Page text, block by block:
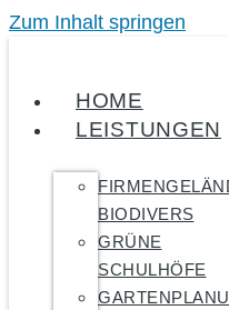
Zum Inhalt springen
HOME
LEISTUNGEN
BIODIVERS
GRÜNE
SCHULHÖFE